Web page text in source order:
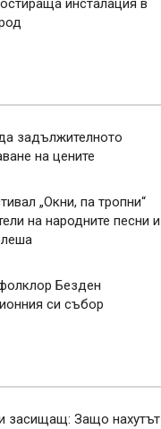
инсталация в
задължителното
на цените
„Окни, па тропни“
на народните песни и
Безден
си събор
засищащ: Защо нахутът